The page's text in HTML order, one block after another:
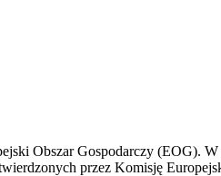
Obszar Gospodarczy (EOG).
przez Komisję